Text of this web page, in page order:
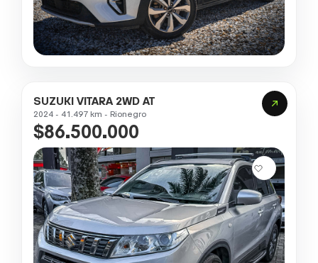
SUZUKI VITARA 2WD AT
2024 - 41.497 km - Rionegro
$86.500.000